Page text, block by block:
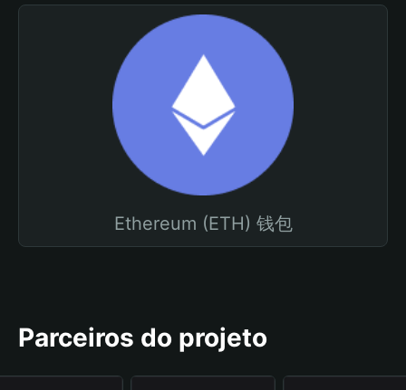
Ethereum (ETH) 钱包
Parceiros do projeto